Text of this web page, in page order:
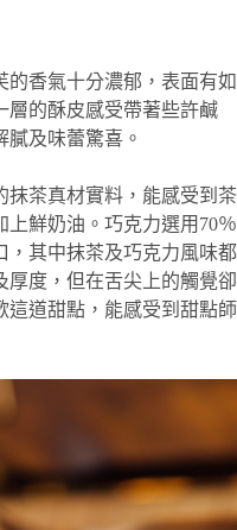
的香氣十分濃郁，表面有如
層的酥皮感受帶著些許鹹
及味蕾驚喜。
抹茶真材實料，能感受到茶
鮮奶油。巧克力選用70％
，其中抹茶及巧克力風味都
厚度，但在舌尖上的觸覺卻
這道甜點，能感受到甜點師